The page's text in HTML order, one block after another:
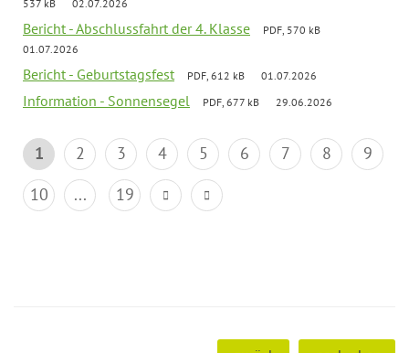
537 kB
02.07.2026
Bericht - Abschlussfahrt der 4. Klasse
PDF, 570 kB
01.07.2026
Bericht - Geburtstagsfest PDF, 612 kB 01.07.2026
Information - Sonnensegel PDF, 677 kB 29.06.2026
1 2 3 4 5 6 7 8
9
10
... 19